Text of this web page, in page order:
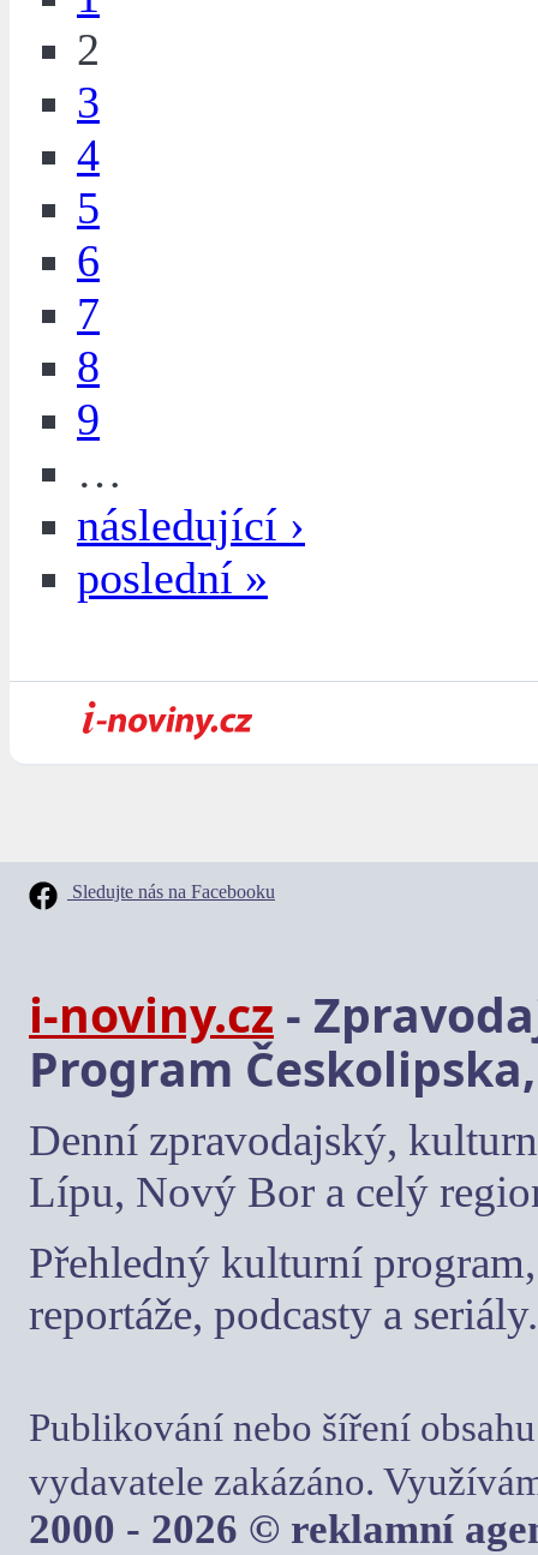
2
3
4
5
6
7
8
9
…
následující ›
poslední »
Sledujte nás na Facebooku
i-noviny.cz -
Program
Denní zpravodajský,
Lípu, Nový Bor a celý
Přehledný kulturní
reportáže, podcasty a seriály.
Publikování nebo šíření
vydavatele zakázáno.
2000 - 2026 © reklamní